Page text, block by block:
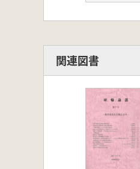
北山
永井正
関連図書